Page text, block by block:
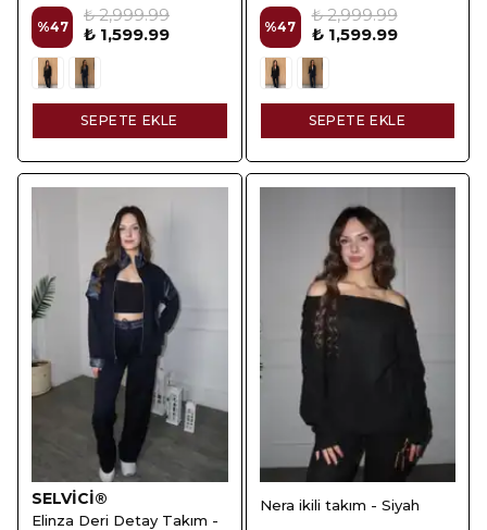
%47
₺ 2,999.99
₺ 1,599.99
SEPETE EKLE
%47
₺ 2,999.99
₺ 1,599.99
SEPETE EKLE
SELVİCİ®
Elinza Deri Detay Takım -
Nera ikili takım - Siyah